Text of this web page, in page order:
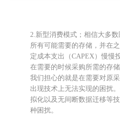
2.新型消费模式；相信大多
所有可能需要的存储，并在
定成本支出（CAPEX）慢慢
在需要的时候采购所需的存
我们担心的就是在需要对原
出现技术上无法实现的困扰
拟化以及无间断数据迁移等
种困扰。